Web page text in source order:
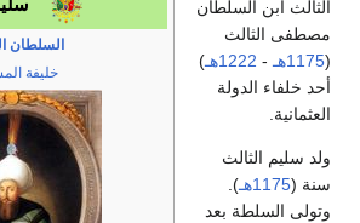
السلطان
خليفة
الثالث ابن السلطان
مصطفى الثالث
(1175هـ - 1222هـ
)
أحد خلفاء الدولة
العثمانية.
ولد سليم الثالث
سنة (1175هـ
).
وتولى السلطة بعد